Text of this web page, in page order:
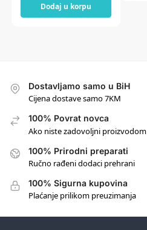
Dodaj u korpu
Dostavljamo samo u BiH
Cijena dostave samo 7KM
100% Povrat novca
Ako niste zadovoljni proizvodom
100% Prirodni preparati
Ručno rađeni dodaci prehrani
100% Sigurna kupovina
Plaćanje prilikom preuzimanja